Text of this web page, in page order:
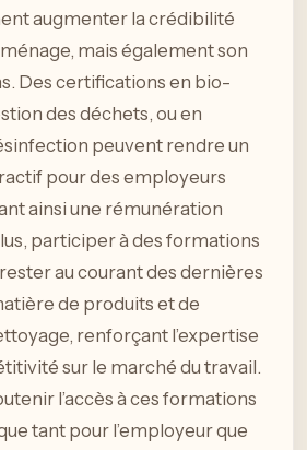
augmenter la crédibilité
mais également son
Des certifications en bio-
des déchets, ou en
peuvent rendre un
pour des employeurs
ainsi une rémunération
participer à des formations
au courant des dernières
de produits et de
renforçant l’expertise
sur le marché du travail.
l’accès à ces formations
tant pour l’employeur que